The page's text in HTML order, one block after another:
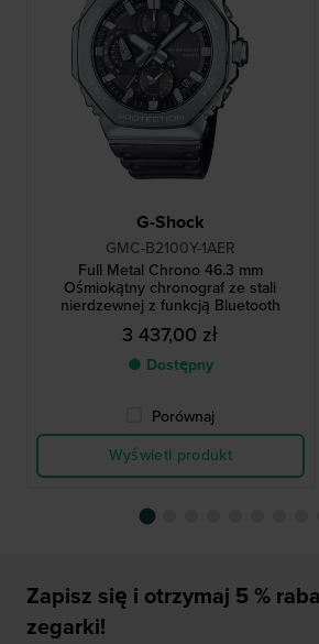
G-Shock
GMC-B2100Y-1AER
Full Metal Chrono 46.3 mm
Ośmiokątny chronograf ze stali
nierdzewnej z funkcją Bluetooth
3 437,00 zł
● Dostępny
Porównaj
Wyświetl produkt
Zapisz się i otrzymaj 5 %
zegarki!